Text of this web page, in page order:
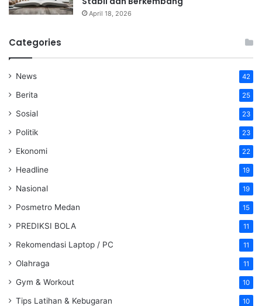
April 18, 2026
Categories
News 42
Berita 25
Sosial 23
Politik 23
Ekonomi 22
Headline 19
Nasional 19
Posmetro Medan 15
PREDIKSI BOLA 11
Rekomendasi Laptop / PC 11
Olahraga 11
Gym & Workout 10
Tips Latihan & Kebugaran 10